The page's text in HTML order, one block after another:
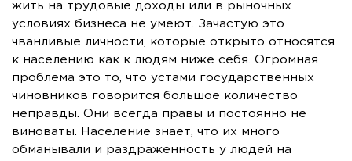
жить на трудовые доходы или в рыночных
условиях бизнеса не умеют. Зачастую это
чванливые личности, которые открыто относятся
к населению как к людям ниже себя. Огромная
проблема это то, что устами государственных
чиновников говорится большое количество
неправды. Они всегда правы и постоянно не
виноваты. Население знает, что их много
обманывали и раздраженность у людей на